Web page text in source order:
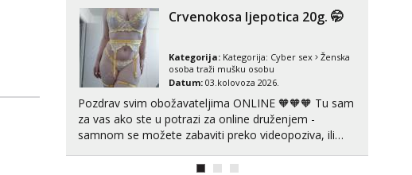
vidjeti na videopozivu. 😉 S vama sam vec 5 ...
Crvenokosa ljepotica 20g. 🤭
Kategorija: Kategorija: Cyber sex
Ženska
osoba traži mušku osobu
Datum: 03.kolovoza 2026.
Pozdrav svim obožavateljima ONLINE 🧡🧡🧡 Tu sam
za vas ako ste u potrazi za online druženjem -
samnom se možete zabaviti preko videopoziva, ili
kolegicama, svaka je drugačija 😉 Radim i vruća